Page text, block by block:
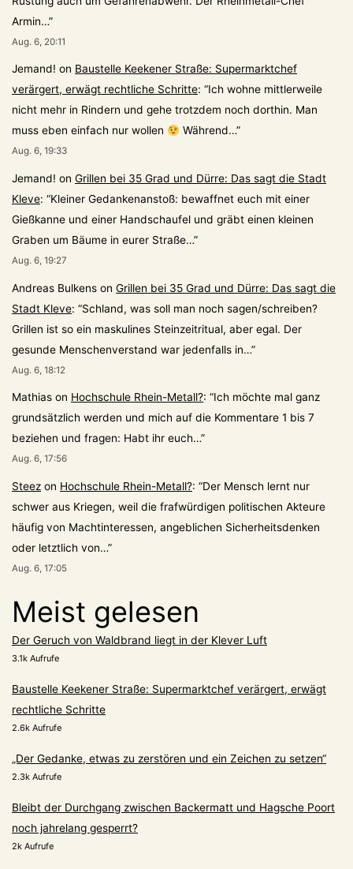
Armin…”
Aug. 6, 20:11
Jemand! on Baustelle Keekener Straße: Supermarktchef
verärgert, erwägt rechtliche Schritte: “Ich wohne mittlerweile
nicht mehr in Rindern und gehe trotzdem noch dorthin. Man
muss eben einfach nur wollen
Während…”
Aug. 6, 19:33
Jemand! on Grillen bei 35 Grad und Dürre: Das sagt die Stadt
Kleve: “Kleiner Gedankenanstoß: bewaffnet euch mit einer
Gießkanne und einer Handschaufel und gräbt einen kleinen
Graben um Bäume in eurer Straße…”
Aug. 6, 19:27
Andreas Bulkens on Grillen bei 35 Grad und Dürre: Das sagt die
Stadt Kleve: “Schland, was soll man noch sagen/schreiben?
Grillen ist so ein maskulines Steinzeitritual, aber egal. Der
gesunde Menschenverstand war jedenfalls in…”
Aug. 6, 18:12
Mathias on Hochschule Rhein-Metall?: “Ich möchte mal ganz
grundsätzlich werden und mich auf die Kommentare 1 bis 7
beziehen und fragen: Habt ihr euch…”
Aug. 6, 17:56
Steez on Hochschule Rhein-Metall?: “Der Mensch lernt nur
schwer aus Kriegen, weil die frafwürdigen politischen Akteure
häufig von Machtinteressen, angeblichen Sicherheitsdenken
oder letztlich von…”
Aug. 6, 17:05
Meist gelesen
Der Geruch von Waldbrand liegt in der Klever Luft
3.1k Aufrufe
Baustelle Keekener Straße: Supermarktchef verärgert, erwägt
rechtliche Schritte
2.6k Aufrufe
„Der Gedanke, etwas zu zerstören und ein Zeichen zu setzen“
2.3k Aufrufe
Bleibt der Durchgang zwischen Backermatt und Hagsche Poort
noch jahrelang gesperrt?
2k Aufrufe